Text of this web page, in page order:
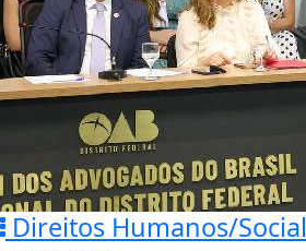
Direitos Humanos/Social